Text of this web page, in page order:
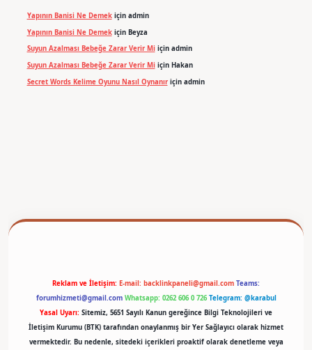
Yapının Banisi Ne Demekiçin admin
Yapının Banisi Ne Demekiçin Beyza
Suyun Azalması Bebeğe Zarar Verir Miiçin admin
Suyun Azalması Bebeğe Zarar Verir Miiçin Hakan
Secret Words Kelime Oyunu Nasıl Oynanıriçin admin
Reklam ve İletişim: E-mail: backlinkpaneli@gmail.com Teams:
forumhizmeti@gmail.com Whatsapp: 0262 606 0 726 Telegram: @karabul
Yasal Uyarı: Sitemiz, 5651 Sayılı Kanun gereğince Bilgi Teknolojileri ve
İletişim Kurumu (BTK) tarafından onaylanmış bir Yer Sağlayıcı olarak hizmet
vermektedir. Bu nedenle, sitedeki içerikleri proaktif olarak denetleme veya